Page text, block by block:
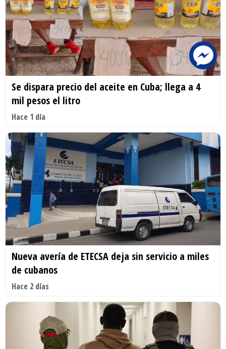
Se dispara precio del aceite en Cuba; llega a 4
mil pesos el litro
Hace 1 día
Nueva avería de ETECSA deja sin servicio a miles
de cubanos
Hace 2 días